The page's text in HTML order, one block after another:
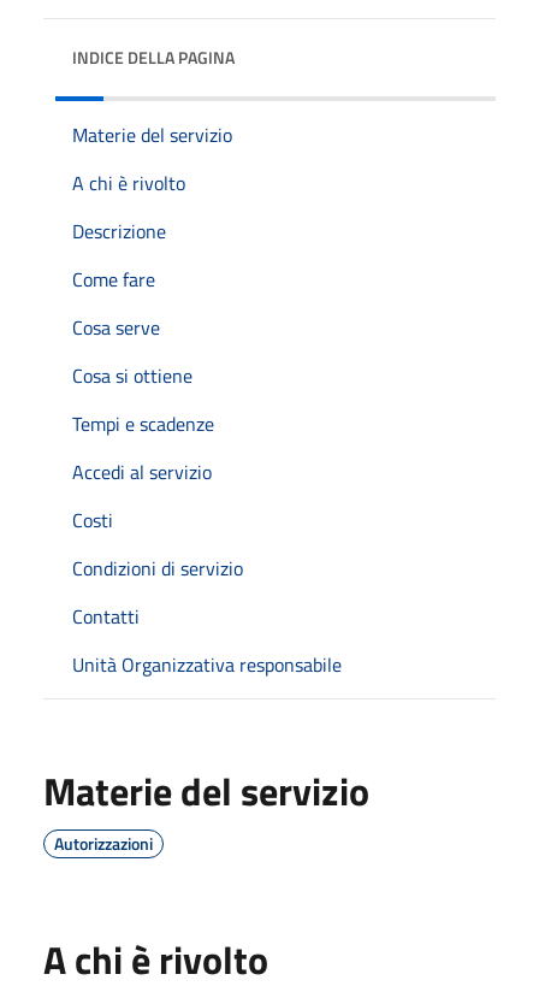
INDICE DELLA PAGINA
Materie del servizio
A chi è rivolto
Descrizione
Come fare
Cosa serve
Cosa si ottiene
Tempi e scadenze
Accedi al servizio
Costi
Condizioni di servizio
Contatti
Unità Organizzativa responsabile
Materie del servizio
Autorizzazioni
A chi è rivolto